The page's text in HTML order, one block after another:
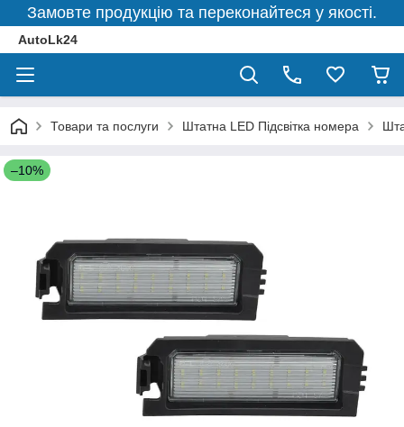
Замовте продукцію та переконайтеся у якості.
AutoLk24
Товари та послуги Штатна LED Підсвітка номера
–10%